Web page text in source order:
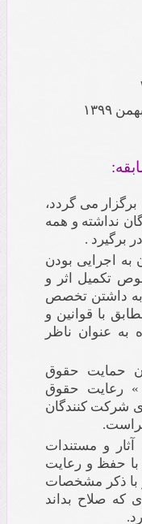
می گردد،
نداشته و همه
برگیرد .
به اجرایی بودن
تکمیل اثر و
به داشتن تخصص
با قوانین و
به عنوان ناظر
قانون حمایت حقوق
» رعایت حقوق
شرکت کنندگان
و مستندات
با حفظ و رعایت
با ذکر مشخصات
که صلاح بداند